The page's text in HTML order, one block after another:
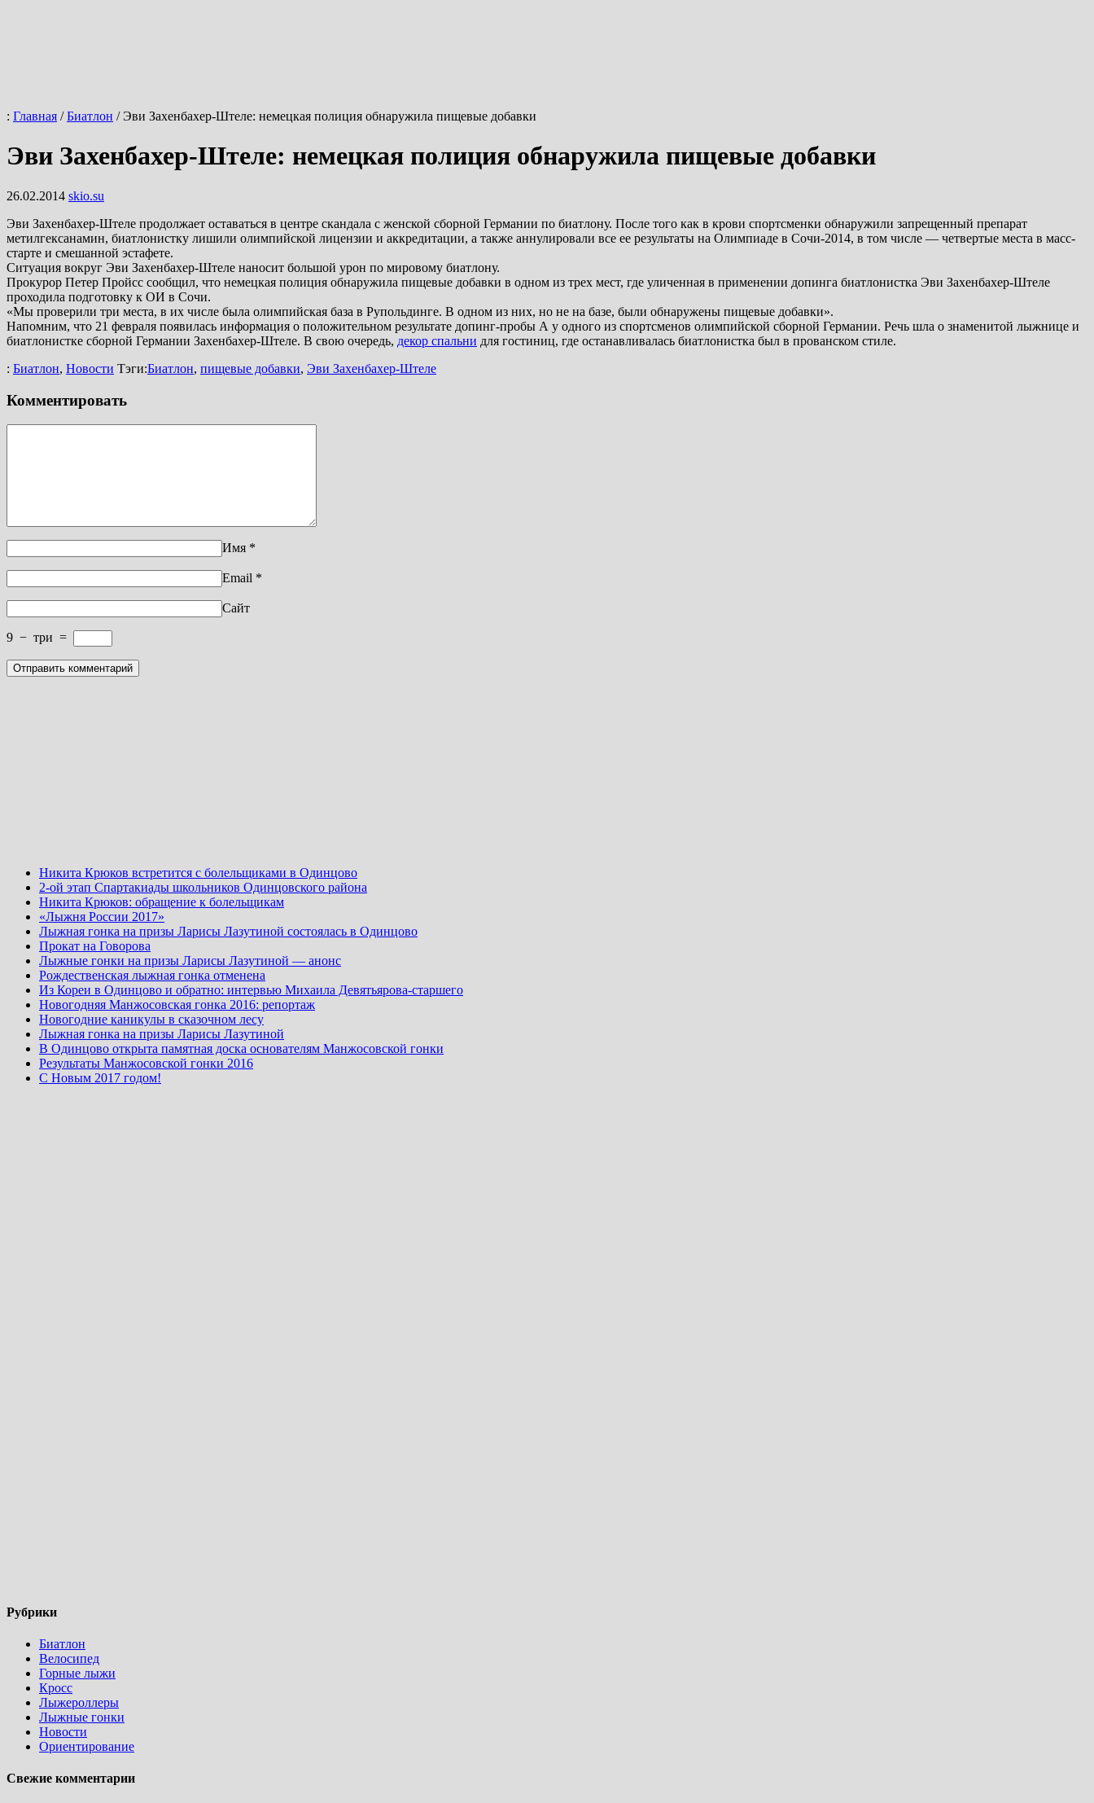
: Главная / Биатлон /Эви Захенбахер-Штеле: немецкая полиция обнаружила пищевые добавки
Эви Захенбахер-Штеле: немецкая полиция обнаружила пищевые добавки
26.02.2014 skio.su
Эви Захенбахер-Штеле продолжает оставаться в центре скандала с женской сборной Германии по биатлону. После того как в крови спортсменки обнаружили запрещенный препарат
метилгексанамин, биатлонистку лишили олимпийской лицензии и аккредитации, а также аннулировали все ее результаты на Олимпиаде в Сочи-2014, в том числе — четвертые места в масс-
старте и смешанной эстафете.
Ситуация вокруг Эви Захенбахер-Штеле наносит большой урон по мировому биатлону.
Прокурор Петер Пройсс сообщил, что немецкая полиция обнаружила пищевые добавки в одном из трех мест, где уличенная в применении допинга биатлонистка Эви Захенбахер-Штеле
проходила подготовку к ОИ в Сочи.
«Мы проверили три места, в их числе была олимпийская база в Рупольдинге. В одном из них, но не на базе, были обнаружены пищевые добавки».
Напомним, что 21 февраля появилась информация о положительном результате допинг-пробы А у одного из спортсменов олимпийской сборной Германии. Речь шла о знаменитой лыжнице и
биатлонистке сборной Германии Захенбахер-Штеле. В свою очередь, декор спальни для гостиниц, где останавливалась биатлонистка был в прованском стиле.
: Биатлон, Новости Тэги:Биатлон, пищевые добавки, Эви Захенбахер-Штеле
Комментировать
Имя *
Email *
Сайт
9 − три =
Никита Крюков встретится с болельщиками в Одинцово
2-ой этап Спартакиады школьников Одинцовского района
Никита Крюков: обращение к болельщикам
«Лыжня России 2017»
Лыжная гонка на призы Ларисы Лазутиной состоялась в Одинцово
Прокат на Говорова
Лыжные гонки на призы Ларисы Лазутиной — анонс
Рождественская лыжная гонка отменена
Из Кореи в Одинцово и обратно: интервью Михаила Девятьярова-старшего
Новогодняя Манжосовская гонка 2016: репортаж
Новогодние каникулы в сказочном лесу
Лыжная гонка на призы Ларисы Лазутиной
В Одинцово открыта памятная доска основателям Манжосовской гонки
Результаты Манжосовской гонки 2016
С Новым 2017 годом!
Рубрики
Биатлон
Велосипед
Горные лыжи
Кросс
Лыжероллеры
Лыжные гонки
Новости
Ориентирование
Свежие комментарии